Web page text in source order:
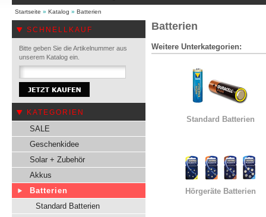
Startseite » Katalog » Batterien
SCHNELLKAUF
Bitte geben Sie die Artikelnummer aus
unserem Katalog ein.
KATEGORIEN
SALE
Geschenkidee
Solar + Zubehör
Akkus
Batterien
Standard Batterien
Batterien
Weitere Unterkategorien:
Standard Batterien
Hörgeräte Batterien